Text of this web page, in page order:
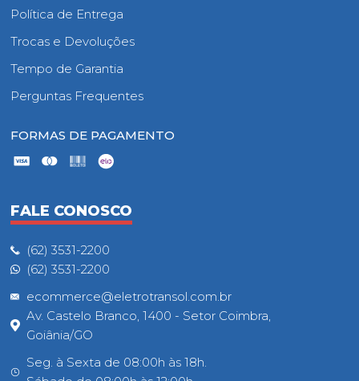
Política de Entrega
Trocas e Devoluções
Tempo de Garantia
Perguntas Frequentes
FORMAS DE PAGAMENTO
FALE CONOSCO
(62) 3531-2200
(62) 3531-2200
ecommerce@eletrotransol.com.br
Av. Castelo Branco, 1400 - Setor Coimbra,
Goiânia/GO
Seg. à Sexta de 08:00h às 18h.